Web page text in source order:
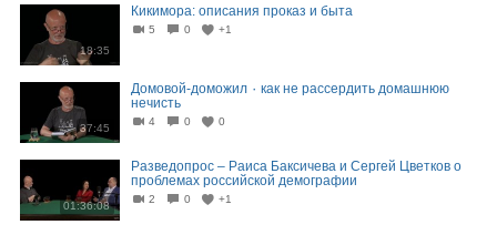
18:35
Кикимора: описания проказ и быта
5 0 +1
37:45
Домовой-доможил ٠ как не рассердить домашнюю
нечисть
4 0 0
01:36:08
Разведопрос – Раиса Баксичева и Сергей Цветков о
проблемах российской демографии
2 0 +1